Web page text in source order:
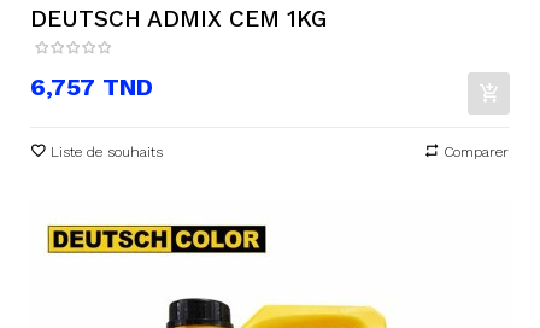
DEUTSCH ADMIX CEM 1KG
Prix
6,757 TND
Liste de souhaits Comparer